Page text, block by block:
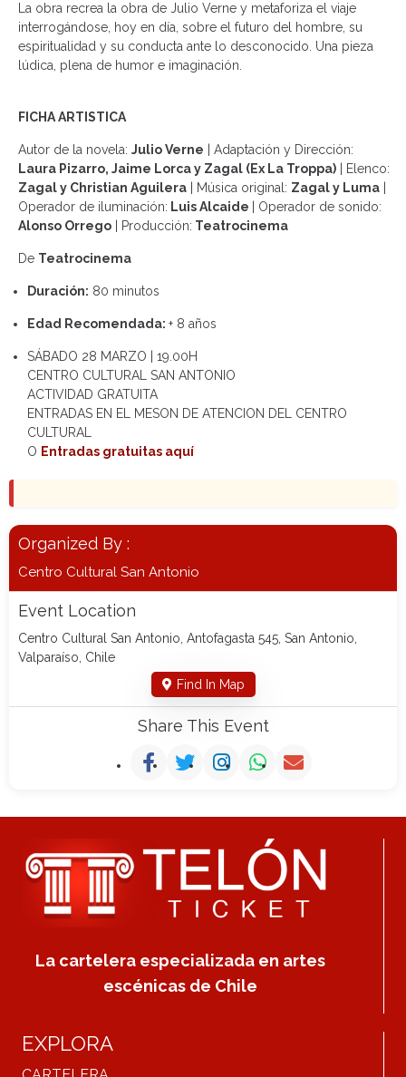
La obra recrea la obra de Julio Verne y metaforiza el viaje
interrogándose, hoy en día, sobre el futuro del hombre, su
espiritualidad y su conducta ante lo desconocido. Una pieza
lúdica, plena de humor e imaginación.
FICHA ARTISTICA
Autor de la novela: Julio Verne | Adaptación y Dirección:
Laura Pizarro, Jaime Lorca y Zagal (Ex La Troppa) | Elenco:
Zagal y Christian Aguilera | Música original: Zagal y Luma
Operador de iluminación: Luis Alcaide
| Operador de sonido:
Alonso Orrego | Producción: Teatrocinema
De Teatrocinema
Duración: 80 minutos
Edad Recomendada: + 8 años
SÁBADO 28 MARZO | 19.00H
CENTRO CULTURAL SAN ANTONIO
ACTIVIDAD GRATUITA
ENTRADAS EN EL MESON DE ATENCION DEL CENTRO
CULTURAL
O Entradas gratuitas aquí
Organized By :
Centro Cultural San Antonio
Event Location
Centro Cultural San Antonio, Antofagasta 545, San Antonio,
Valparaíso, Chile
Find In Map
Share This Event
La cartelera especializada en artes
escénicas de Chile
EXPLORA